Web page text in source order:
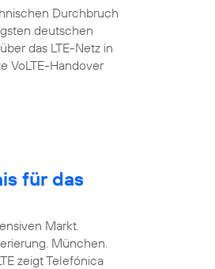
Durchbruch
deutschen
das LTE-Netz in
VoLTE-Handover
für das
Markt.
München.
zeigt Telefónica